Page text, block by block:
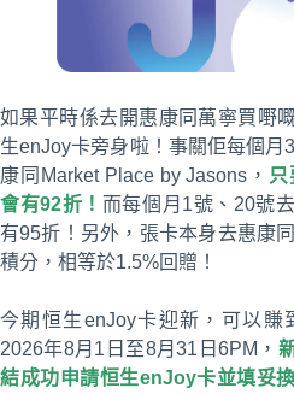
如果平時係去開惠康同萬寧買嘢
生enJoy卡旁身啦！事關佢每個月
康同Market Place by Jasons，
會有92折！ 而每個月1號、20號
有95折！另外，張卡本身去惠康
積分，相等於1.5%回贈！
今期恒生enJoy卡迎新，可以賺
2026年8月1日至8月31日6PM，
結成功申請恒生enJoy卡並填妥